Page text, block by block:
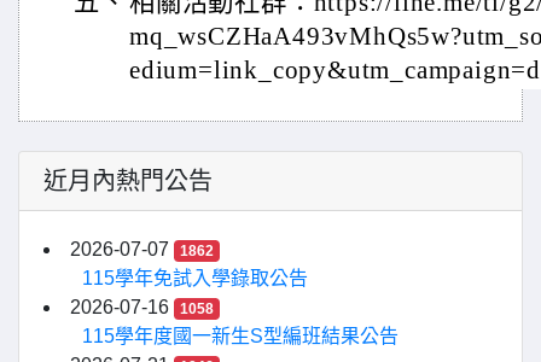
近月內熱門公告
2026-07-07 1862
115學年免試入學錄取公告
2026-07-16
1058
115學年度國一新生S型編班結果公告